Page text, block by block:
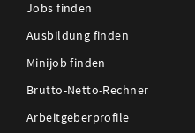
Jobs finden
Ausbildung finden
Minijob finden
Brutto-Netto-Rechner
Arbeitgeberprofile